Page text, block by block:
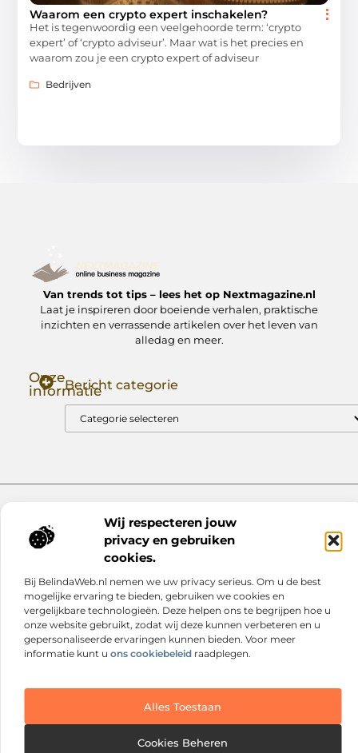
Wij respecteren jouw
privacy en gebruiken
cookies.
Bij BelindaWeb.nl nemen we uw privacy serieus. Om u de best
mogelijke ervaring te bieden, gebruiken we cookies en
vergelijkbare technologieën. Deze helpen ons te begrijpen hoe u
onze website gebruikt, zodat wij deze kunnen verbeteren en u
gepersonaliseerde ervaringen kunnen bieden. Voor meer
informatie kunt u ons cookiebeleid raadplegen.
Alles Toestaan
Cookies Beheren
Waarom een crypto expert inschakelen?
Het is tegenwoordig een veelgehoorde term: ‘crypto
expert’ of ‘crypto adviseur’. Maar wat is het precies en
waarom zou je een crypto expert of adviseur
Bedrijven
Van trends tot tips – lees het op Nextmagazine.nl
Laat je inspireren door boeiende verhalen, praktische
inzichten en verrassende artikelen over het leven van
alledag en meer.
Onze
informatieBericht categorie
@2025 www.nextmagazine.nl. All Right Reserved.